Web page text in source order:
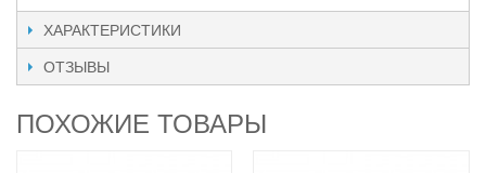
ХАРАКТЕРИСТИКИ
ОТЗЫВЫ
ПОХОЖИЕ ТОВАРЫ